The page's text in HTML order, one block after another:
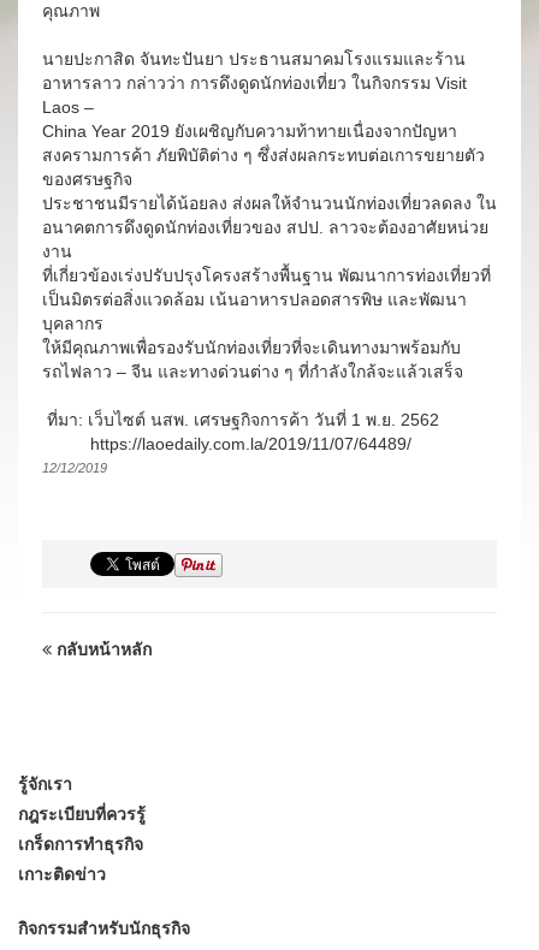
คุณภาพ
นายปะกาสิด จันทะปันยา ประธานสมาคมโรงแรมและร้าน
อาหารลาว กล่าวว่า การดึงดูดนักท่องเที่ยว ในกิจกรรม Visit
Laos –
China Year 2019 ยังเผชิญกับความท้าทายเนื่องจากปัญหา
สงครามการค้า ภัยพิบัติต่าง ๆ ซึ่งส่งผลกระทบต่อเการขยายตัว
ของศรษฐกิจ
ประชาชนมีรายได้น้อยลง ส่งผลให้จำนวนนักท่องเที่ยวลดลง ใน
อนาคตการดึงดูดนักท่องเที่ยวของ สปป. ลาวจะต้องอาศัยหน่วย
งาน
ที่เกี่ยวข้องเร่งปรับปรุงโครงสร้างพื้นฐาน พัฒนาการท่องเที่ยวที่
เป็นมิตรต่อสิ่งแวดล้อม เน้นอาหารปลอดสารพิษ และพัฒนา
บุคลากร
ให้มีคุณภาพเพื่อรองรับนักท่องเที่ยวที่จะเดินทางมาพร้อมกับ
รถไฟลาว – จีน และทางด่วนต่าง ๆ ที่กำลังใกล้จะแล้วเสร็จ
ที่มา: เว็บไซต์ นสพ. เศรษฐกิจการค้า วันที่ 1 พ.ย. 2562
https://laoedaily.com.la/2019/11/07/64489/
12/12/2019
กลับหน้าหลัก
รู้จักเรา
กฎระเบียบที่ควรรู้
เกร็ดการทำธุรกิจ
เกาะติดข่าว
กิจกรรมสำหรับนักธุรกิจ